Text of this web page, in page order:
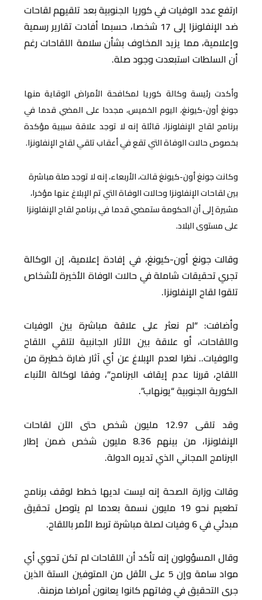
ارتفع عدد الوفيات في كوريا الجنوبية بعد تلقيهم لقاحات
ضد الإنفلونزا إلى 17 شخصا، حسبما أفادت تقارير رسمية
وإعلامية، مما يزيد المخاوف بشأن سلامة اللقاحات رغم
أن السلطات استبعدت وجود صلة.
وأكدت رئيسة وكالة كوريا لمكافحة الأمراض الوقاية منها
جونغ أون-كيونغ، اليوم الخميس، مجددا على المضي قدما في
برنامج لقاح الإنفلونزا، قائلة إنه لا توجد علاقة سببية مؤكدة
بخصوص حالات الوفاة التي تقع في أعقاب تلقي لقاح الإنفلونزا.
وكانت جونغ أون-كيونغ قالت، الأربعاء، إنه لا توجد صلة مباشرة
بين لقاحات الإنفلونزا وحالات الوفاة التي تم الإبلاغ عنها مؤخرا،
مشيرة إلى أن الحكومة ستمضي قدما في برنامج لقاح الإنفلونزا
على مستوى البلاد.
وقالت جونغ أون-كيونغ، في إفادة إعلامية، إن الوكالة
تجري تحقيقات شاملة في حالات الوفاة الأخيرة لأشخاص
تلقوا لقاح الإنفلونزا.
وأضافت: “لم نعثر على علاقة مباشرة بين الوفيات
واللقاحات، أو علاقة بين الآثار الجانبية لتلقي اللقاح
والوفيات.. نظرا لعدم الإبلاغ عن أي آثار ضارة خطيرة من
اللقاح، قررنا عدم إيقاف البرنامج”، وفقا لوكالة الأنباء
الكورية الجنوبية “يونهاب”.
وقد تلقى 12.97 مليون شخص حتى الآن لقاحات
الإنفلونزا، من بينهم 8.36 مليون شخص ضمن إطار
البرنامج المجاني الذي تديره الدولة.
وقالت وزارة الصحة إنه ليست لديها خطط لوقف برنامج
تطعيم نحو 19 مليون نسمة بعدما لم يتوصل تحقيق
مبدئي في 6 وفيات لصلة مباشرة تربط الأمر باللقاح.
وقال المسؤولون إنه تأكد أن اللقاحات لم تكن تحوي أي
مواد سامة وإن 5 على الأقل من المتوفين الستة الذين
جرى التحقيق في وفاتهم كانوا يعانون أمراضا مزمنة.